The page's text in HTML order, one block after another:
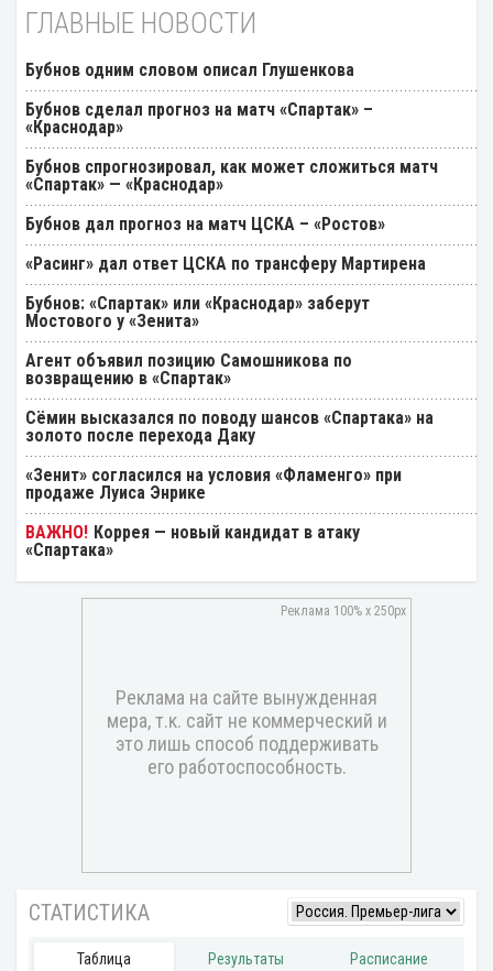
ГЛАВНЫЕ НОВОСТИ
Бубнов одним словом описал Глушенкова
Бубнов сделал прогноз на матч «Спартак» –
«Краснодар»
Бубнов спрогнозировал, как может сложиться матч
«Спартак» — «Краснодар»
Бубнов дал прогноз на матч ЦСКА – «Ростов»
«Расинг» дал ответ ЦСКА по трансферу Мартирена
Бубнов: «Спартак» или «Краснодар» заберут
Мостового у «Зенита»
Агент объявил позицию Самошникова по
возвращению в «Спартак»
Cёмин высказался по поводу шансов «Спартака» на
золото после перехода Даку
«Зенит» согласился на условия «Фламенго» при
продаже Луиса Энрике
Коррея — новый кандидат в атаку
«Спартака»